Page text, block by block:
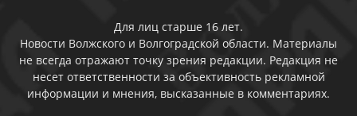
Для лиц старше 16 лет.
Новости Волжского и Волгоградской области. Материалы
не всегда отражают точку зрения редакции. Редакция не
несет ответственности за объективность рекламной
информации и мнения, высказанные в комментариях.